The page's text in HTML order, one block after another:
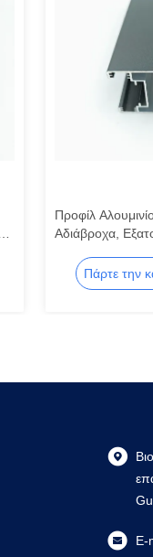
Προφίλ
Αδιάβροχα,
Πάρτε την
E-